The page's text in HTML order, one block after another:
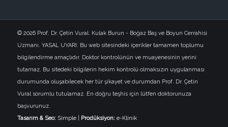
© 2026 Prof. Dr. Çetin Vural. Kulak Burun - Boğaz Baş ve Boyun Cerrahisi
Uzmanı. YASAL UYARI: Bu web sitesindeki içerikler tamamen toplumu
bilgilendirme amaçlıdır. Doktor kontrolünün ve muayenesinin yerini
tutamaz. Bu sitedeki bilgilerin hekim kontrolü olmaksızın uygulanması
durumunda oluşabilecek her tür şikayet ve durumdan Prof. Dr. Çetin
Vural sorumlu tutulamaz. En doğru teşhis için lütfen doktorunuza
başvurunuz.
Tasarım & Seo: Simple| Prodüksiyon: e-Klinik